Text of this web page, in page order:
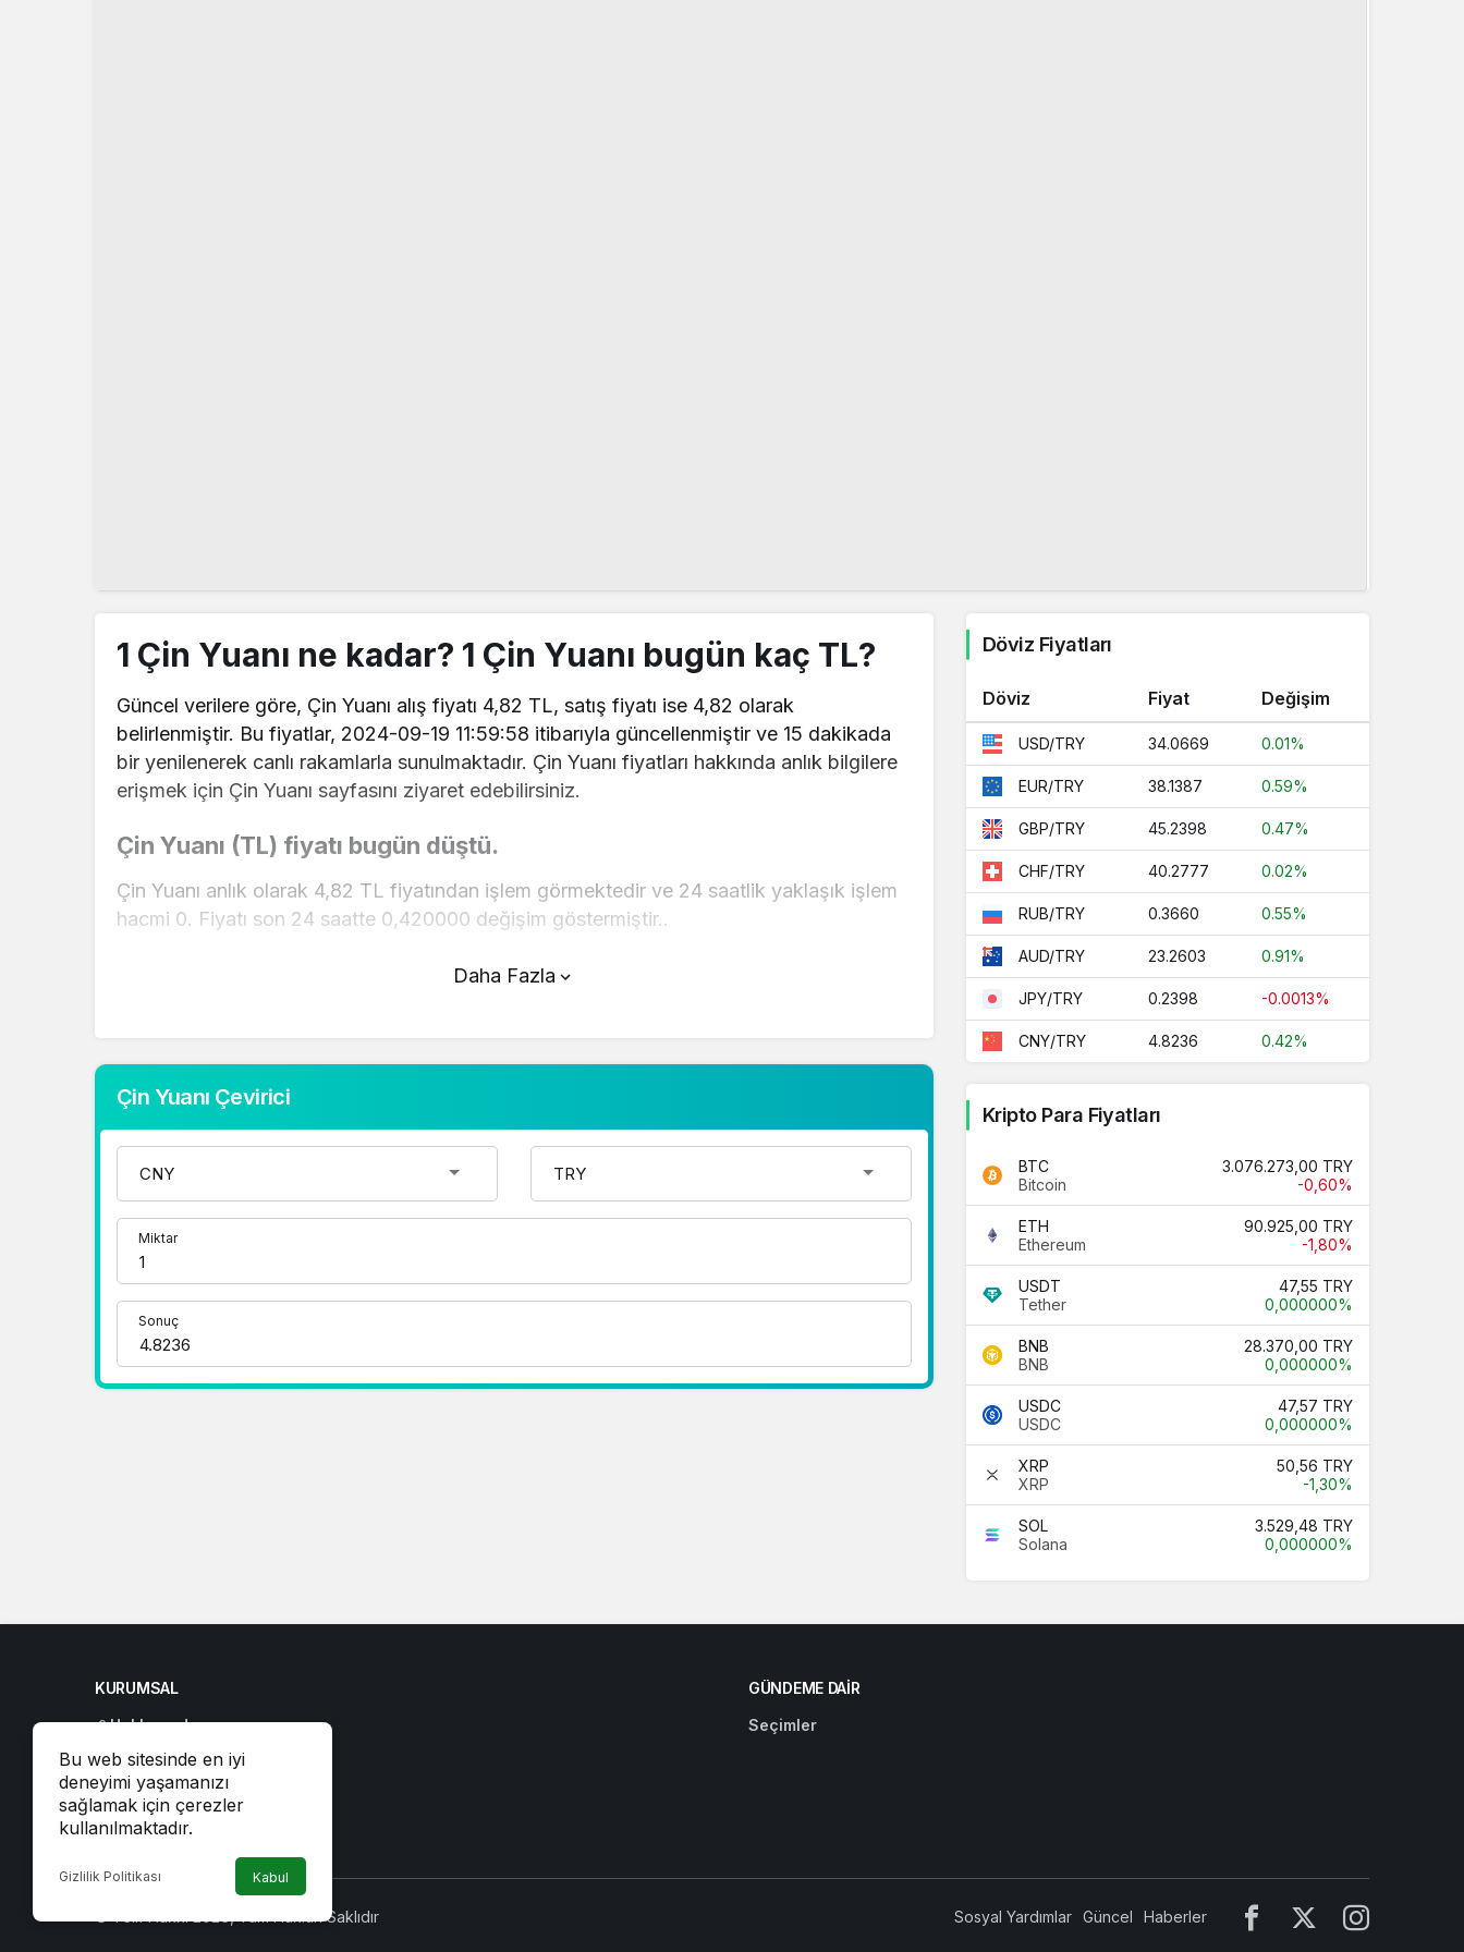
1 Çin Yuanı ne kadar? 1 Çin Yuanı bugün kaç TL?
Güncel verilere göre, Çin Yuanı alış fiyatı 4,82 TL, satış fiyatı ise 4,82 olarak
belirlenmiştir. Bu fiyatlar, 2024-09-19 11:59:58 itibarıyla güncellenmiştir ve 15 dakikada
bir yenilenerek canlı rakamlarla sunulmaktadır. Çin Yuanı fiyatları hakkında anlık bilgilere
erişmek için Çin Yuanı sayfasını ziyaret edebilirsiniz.
Çin Yuanı (TL) fiyatı bugün düştü.
Çin Yuanı anlık olarak 4,82 TL fiyatından işlem görmektedir ve 24 saatlik yaklaşık işlem
hacmi 0. Fiyatı son 24 saatte 0,420000 değişim göstermiştir..
Çin Yuanı hesaplama işlemleri için, sayfanın üstünde yer alan çevirici aracını kullanarak
1 Dolar Kaç TL ?
1 Euro Kaç TL ?
1 Euro Kaç TL ?
1 CHF Kaç TL ?
1 RUB Kaç TL ?
1 CNY Kaç TL ?
Daha Fazla
Çin Yuanı Çevirici
Miktar
Sonuç
Döviz Fiyatları
Döviz Fiyat Değişim
USD/TRY 34.0669 0.01%
EUR/TRY 38.1387 0.59%
GBP/TRY 45.2398 0.47%
CHF/TRY 40.2777 0.02%
RUB/TRY 0.3660 0.55%
AUD/TRY 23.2603 0.91%
JPY/TRY 0.2398 -0.0013%
CNY/TRY 4.8236 0.42%
Kripto Para Fiyatları
BTC
Bitcoin
3.076.273,00 TRY
-0,60%
ETH
Ethereum
90.925,00 TRY
-1,80%
USDT
Tether
47,55 TRY
0,000000%
BNB
BNB
28.370,00 TRY
0,000000%
USDC
USDC
47,57 TRY
0,000000%
XRP
XRP
50,56 TRY
-1,30%
SOL
Solana
3.529,48 TRY
0,000000%
Bu web sitesinde en iyi
deneyimi yaşamanızı
sağlamak için çerezler
kullanılmaktadır.
Gizlilik Politikası Kabul
KURUMSAL
Hakkımızda
İletişim
Künye
Gizlilik politikası
GÜNDEME DAIR
Seçimler
© Telif Hakkı 2026, Tüm Hakları Saklıdır Sosyal Yardımlar Güncel Haberler